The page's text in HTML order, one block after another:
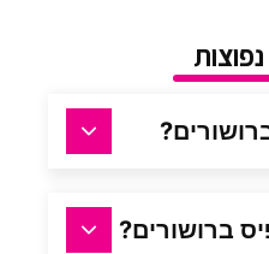
ברושורים?